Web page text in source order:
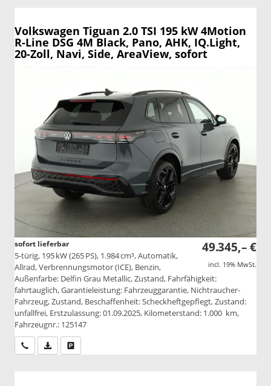
Volkswagen Tiguan 2.0 TSI 195 kW 4Motion
R-Line DSG 4M Black, Pano, AHK, IQ.Light,
20-Zoll, Navi, Side, AreaView, sofort
49.345,– €
incl. 19% MwSt.
sofort lieferbar
5-türig, 195 kW (265 PS), 1.984 cm³, Automatik,
Allrad, Verbrennungsmotor (ICE), Benzin,
Außenfarbe: Delfin Grau Metallic, Zustand, Fahrfähigkeit:
fahrtauglich, Garantieleistung: Fahrzeuggarantie, Nichtraucher-
Fahrzeug, Zustand, Beschaffenheit: Scheckheftgepflegt, Zustand:
unfallfrei, Erstzulassung: 01.09.2025, Kilometerstand: 1.000 km,
Fahrzeugnr.: 125147
Wir rufen Sie anPDF-Datei, Fahrzeugexposé drucken